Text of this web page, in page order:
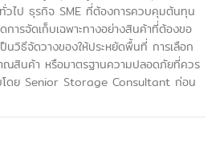
วไป ธุรกิจ SME ที่ต้องการควบคุมต้นทุน
ารจัดเก็บเฉพาะทางอย่างสินค้าที่ต้องขอ
นวิธีจัดวางของให้ประหยัดพื้นที่ การเลือก
ณสินค้า หรือมาตรฐานความปลอดภัยที่ควร
โดย Senior Storage Consultant ก่อน